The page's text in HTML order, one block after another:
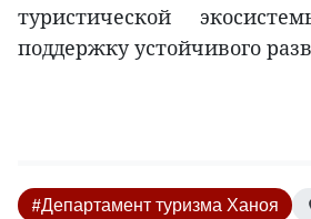
туристической
поддержку устойчивого
#Департамент туризма Ханоя